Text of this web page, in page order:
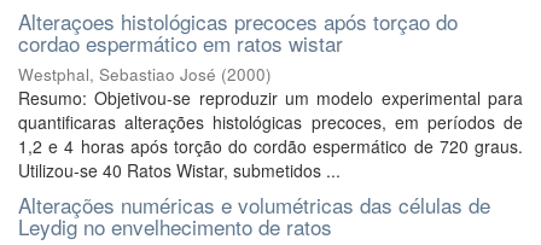
Alteraçoes histológicas precoces após torçao do
cordao espermático em ratos wistar
Westphal, Sebastiao José (2000)
Resumo: Objetivou-se reproduzir um modelo experimental para
quantificaras alterações histológicas precoces, em períodos de
1,2 e 4 horas após torção do cordão espermático de 720 graus.
Utilizou-se 40 Ratos Wistar, submetidos ...
Alterações numéricas e volumétricas das células de
Leydig no envelhecimento de ratos